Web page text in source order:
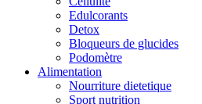
Edulcorants
Detox
Bloqueurs de glucides
Podomètre
Alimentation
Nourriture dietetique
Sport nutrition